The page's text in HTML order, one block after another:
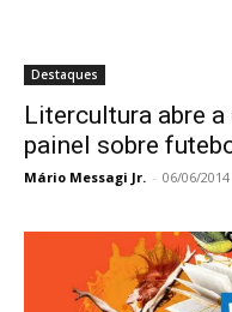
Destaques
Litercultura abre
painel sobre
Mário Messagi Jr. - 06/06/2014